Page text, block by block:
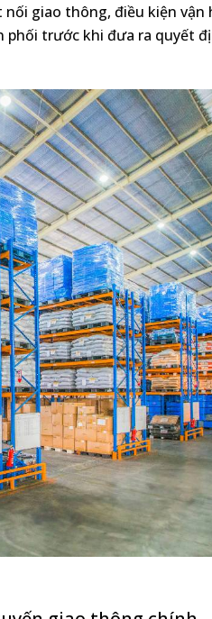
nối giao thông, điều kiện vận
phối trước khi đưa ra quyết